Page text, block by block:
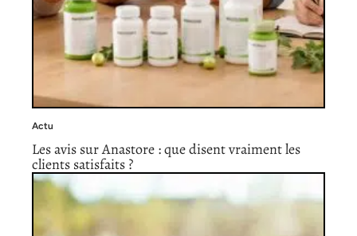
Actu
Les avis sur Anastore : que disent vraiment les
clients satisfaits ?